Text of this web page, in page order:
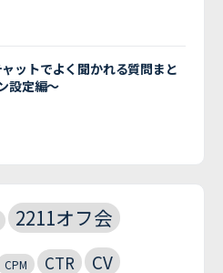
ャットでよく聞かれる質問まと
設定編〜
2211オフ会
CPM CTR CV